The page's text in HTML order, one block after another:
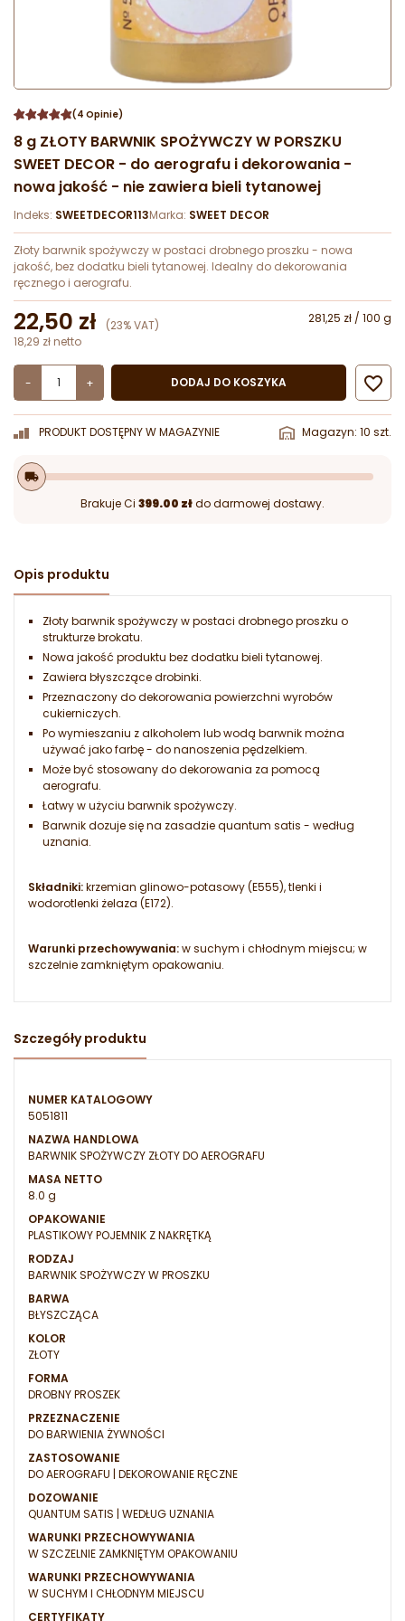
(4 Opinie)
8 g ZŁOTY BARWNIK SPOŻYWCZY W PORSZKU
SWEET DECOR - do aerografu i dekorowania -
nowa jakość - nie zawiera bieli tytanowej
Indeks: SWEETDECOR113Marka: SWEET DECOR
Złoty barwnik spożywczy w postaci drobnego proszku - nowa
jakość, bez dodatku bieli tytanowej. Idealny do dekorowania
ręcznego i aerografu.
22,50 zł (23% VAT)
281,25 zł / 100 g
18,29 zł netto
- + DODAJ DO KOSZYKA 
PRODUKT DOSTĘPNY W MAGAZYNIE Magazyn: 10 szt.
local_shipping
Brakuje Ci 399.00 złdo darmowej dostawy.
Opis produktu
Złoty barwnik spożywczy w postaci drobnego proszku o
strukturze brokatu.
Nowa jakość produktu bez dodatku bieli tytanowej.
Zawiera błyszczące drobinki.
Przeznaczony do dekorowania powierzchni wyrobów
cukierniczych.
Po wymieszaniu z alkoholem lub wodą barwnik można
używać jako farbę - do nanoszenia pędzelkiem.
Może być stosowany do dekorowania za pomocą
aerografu.
Łatwy w użyciu barwnik spożywczy.
Barwnik dozuje się na zasadzie quantum satis - według
uznania.
Składniki:krzemian glinowo-potasowy (E555), tlenki i
wodorotlenki żelaza (E172).
Warunki przechowywania:w suchym i chłodnym miejscu; w
szczelnie zamkniętym opakowaniu.
Szczegóły produktu
NUMER KATALOGOWY
5051811
NAZWA HANDLOWA
BARWNIK SPOŻYWCZY ZŁOTY DO AEROGRAFU
MASA NETTO
8.0 g
OPAKOWANIE
PLASTIKOWY POJEMNIK Z NAKRĘTKĄ
RODZAJ
BARWNIK SPOŻYWCZY W PROSZKU
BARWA
BŁYSZCZĄCA
KOLOR
ZŁOTY
FORMA
DROBNY PROSZEK
PRZEZNACZENIE
DO BARWIENIA ŻYWNOŚCI
ZASTOSOWANIE
DO AEROGRAFU | DEKOROWANIE RĘCZNE
DOZOWANIE
QUANTUM SATIS | WEDŁUG UZNANIA
WARUNKI PRZECHOWYWANIA
W SZCZELNIE ZAMKNIĘTYM OPAKOWANIU
WARUNKI PRZECHOWYWANIA
W SUCHYM I CHŁODNYM MIEJSCU
CERTYFIKATY